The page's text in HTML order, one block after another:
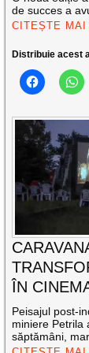
de succes a
CITEȘTE MAI
Distribuie acest
ÎN
Peisajul post-
miniere Petrila
săptămâni,